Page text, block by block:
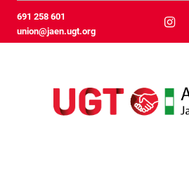
Saut au contenu principal
691 258 601
union@jaen.ugt.org